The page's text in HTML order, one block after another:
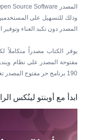
وذلك للتسهيل على
المصدر دون تكبد العناء
يوفر الكتاب مصدراً متكاملاً
مفتوحة المصدر على نظام
190 برنامج حر مفتوح المصدر تغطي الاحتياجات المختلفة للمستخدمين.
ابدأ مع أوبنتو لينُكس